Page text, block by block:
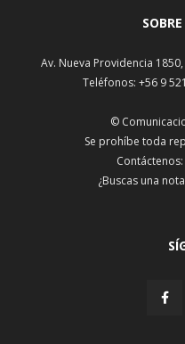
Av. Nueva Providencia
Teléfonos: +56 9
©
Se prohíbe toda
Contáctenos:
¿Buscas una